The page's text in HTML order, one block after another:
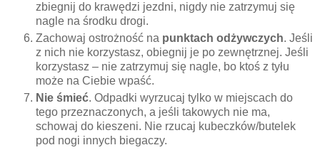
zbiegnij do krawędzi jezdni, nigdy nie zatrzymuj się
nagle na środku drogi.
Zachowaj ostrożność na punktach odżywczych. Jeśli
z nich nie korzystasz, obiegnij je po zewnętrznej. Jeśli
korzystasz – nie zatrzymuj się nagle, bo ktoś z tyłu
może na Ciebie wpaść.
Nie śmieć. Odpadki wyrzucaj tylko w miejscach do
tego przeznaczonych, a jeśli takowych nie ma,
schowaj do kieszeni. Nie rzucaj kubeczków/butelek
pod nogi innych biegaczy.